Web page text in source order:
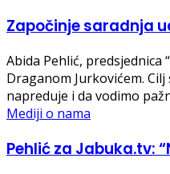
Započinje saradnja
Abida Pehlić,
Draganom Jurkovićem.
napreduje i da vodimo
Mediji o nama
Pehlić za Jabuka.tv: